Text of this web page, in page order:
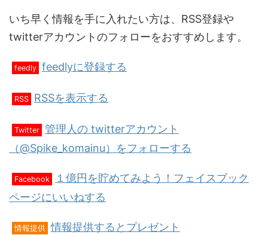
いち早く情報を手に入れたい方は、RSS登録や
twitterアカウントのフォローをおすすめします。
feedly feedlyに登録する
RSS RSSを表示する
Twitter 管理人の twitterアカウント
（@Spike_komainu）をフォローする
Facebook
１億円を貯めてみよう！フェイスブック
ページにいいねする
情報提供 情報提供するとプレゼント